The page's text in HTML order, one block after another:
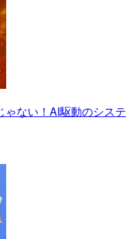
ゃない！AI駆動のシステ